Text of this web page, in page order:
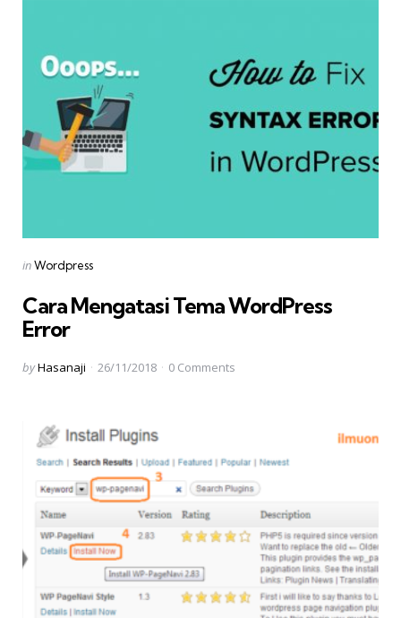
Categories
Posted
inWordpress
Cara Mengatasi Tema WordPress
Error
Posted
byHasanaji 26/11/2018 0 Comments